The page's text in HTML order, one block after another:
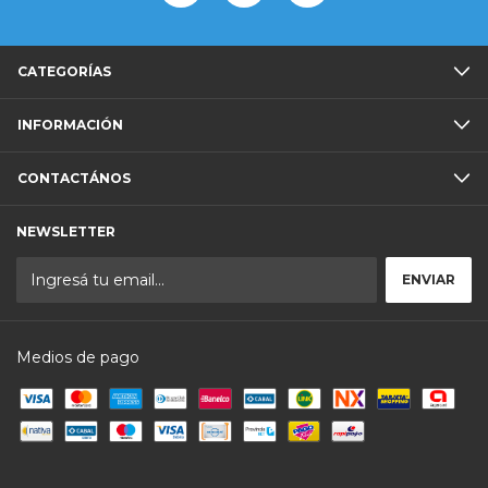
CATEGORÍAS
INFORMACIÓN
CONTACTÁNOS
NEWSLETTER
Medios de pago